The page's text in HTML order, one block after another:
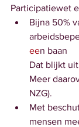
Participatiewet
Bijna 50%
een baan
Dat blijkt
Meer
NZG).
Met
mensen